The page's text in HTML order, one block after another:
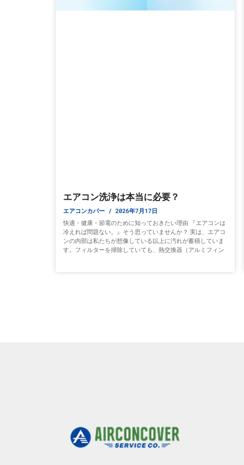
エアコン洗浄は本当に必要？
エアコンカバー 2026年7月17日
快適・健康・節電のために知っておきたい理由 『エアコンは
冷えれば問題ない。』そう思っていませんか？ 実は、エアコ
ンの内部は私たちが想像している以上に汚れが蓄積していま
す。フィルターを掃除していても、熱交換器（アルミフィン